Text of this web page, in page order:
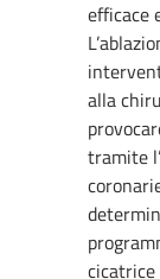
efficace
alla
tramite